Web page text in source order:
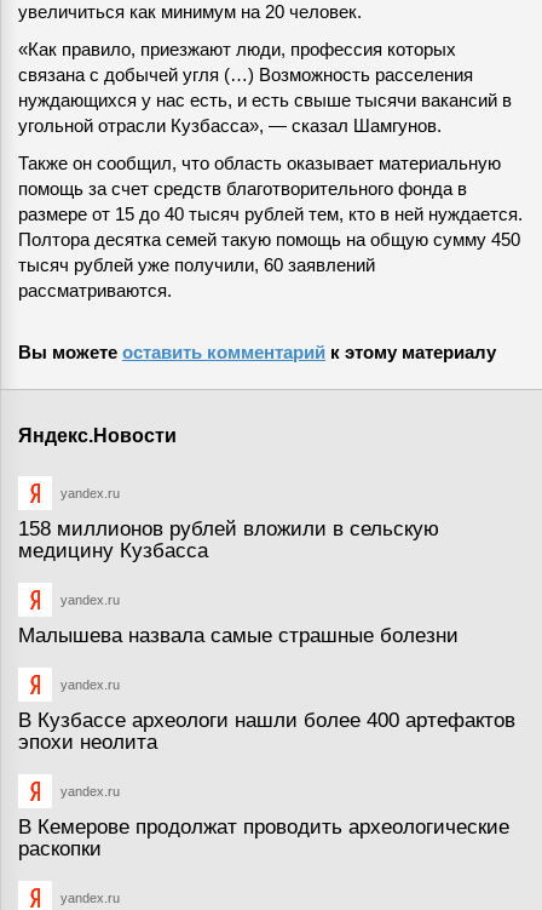
увеличиться как минимум на 20 человек.
«Как правило, приезжают люди, профессия которых
связана с добычей угля (…) Возможность расселения
нуждающихся у нас есть, и есть свыше тысячи вакансий в
угольной отрасли Кузбасса», — сказал Шамгунов.
Также он сообщил, что область оказывает материальную
помощь за счет средств благотворительного фонда в
размере от 15 до 40 тысяч рублей тем, кто в ней нуждается.
Полтора десятка семей такую помощь на общую сумму 450
тысяч рублей уже получили, 60 заявлений
рассматриваются.
Вы можете оставить комментарий к этому материалу
Яндекс.Новости
yandex.ru
158 миллионов рублей вложили в сельскую
медицину Кузбасса
yandex.ru
Малышева назвала самые страшные болезни
yandex.ru
В Кузбассе археологи нашли более 400 артефактов
эпохи неолита
yandex.ru
В Кемерове продолжат проводить археологические
раскопки
yandex.ru